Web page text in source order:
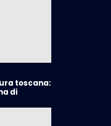
toscana:
di